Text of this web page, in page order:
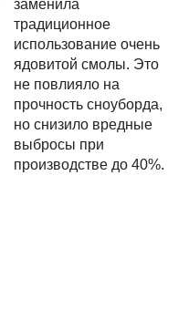
заменила
традиционное
использование очень
ядовитой смолы. Это
не повлияло на
прочность сноуборда,
но снизило вредные
выбросы при
производстве до 40%.